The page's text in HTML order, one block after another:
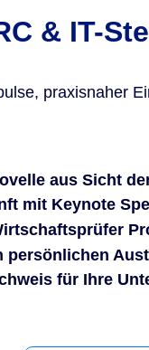
& IT-
praxisnaher
aus Sicht
mit Keynote
persönlichen
für Ihre